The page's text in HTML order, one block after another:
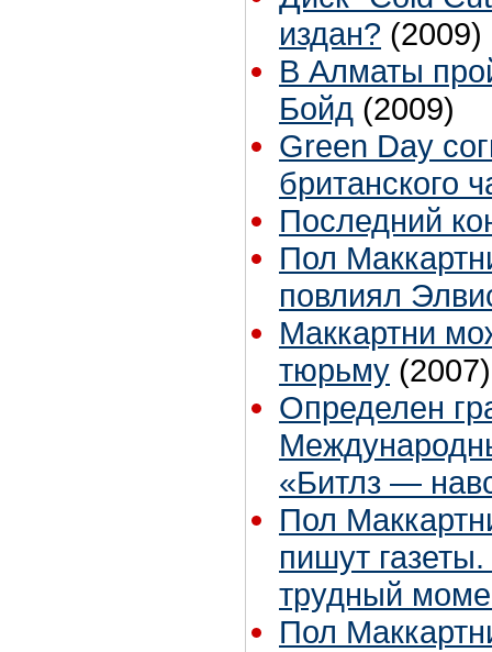
издан? (2009)
В Алматы
Бойд (2009)
Green Day
британского
Последний
Пол
повлиял
Маккартни
тюрьму (2007)
Определен
«Битлз —
Пол
пишут
трудный
Пол